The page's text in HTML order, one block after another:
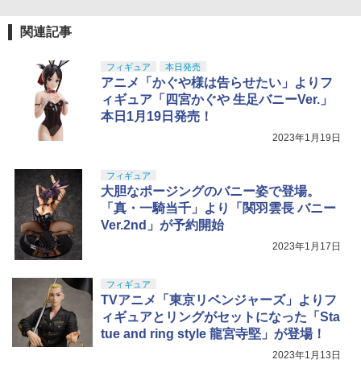
関連記事
フィギュア 本日発売
アニメ「かぐや様は告らせたい」よりフ
ィギュア「四宮かぐや 生足バニーVer.」
本日1月19日発売！
2023年1月19日
フィギュア
大胆なポージングのバニー姿で登場。
「真・一騎当千」より「関羽雲長 バニー
Ver.2nd」が予約開始
2023年1月17日
フィギュア
TVアニメ「東京リベンジャーズ」よりフ
ィギュアとリングがセットになった「Sta
tue and ring style 龍宮寺堅」が登場！
2023年1月13日